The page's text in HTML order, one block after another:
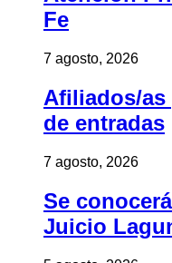
Fe
7 agosto, 2026
Afiliados/as
de entradas
7 agosto, 2026
Se
Juicio